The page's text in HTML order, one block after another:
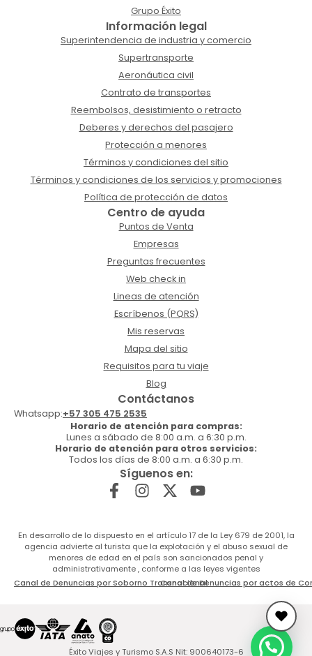
Grupo Éxito
Información legal
Superintendencia de industria y comercio
Supertransporte
Aeronáutica civil
Contrato de transportes
Reembolsos, desistimiento o retracto
Deberes y derechos del pasajero
Protección a menores
Términos y condiciones del sitio
Términos y condiciones de los servicios y promociones
Política de protección de datos
Centro de ayuda
Puntos de Venta
Empresas
Preguntas frecuentes
Web check in
Lineas de atención
Escríbenos (PQRS)
Mis reservas
Mapa del sitio
Requisitos para tu viaje
Blog
Contáctanos
Whatsapp:+57 305 475 2535
Horario de atención para compras:
Lunes a sábado de 8:00 a.m. a 6:30 p.m.
Horario de atención para otros servicios:
Todos los días de 8:00 a.m. a 6:30 p.m.
Síguenos en:
En desarrollo de lo dispuesto en el artículo 17 de la Ley 679 de 2001, la
agencia advierte al turista que la explotación y el abuso sexual de
menores de edad en el país son sancionados penal y
administrativamente , conforme a las leyes vigentes
Canal de Denuncias por Soborno TransnacionalCanal de Denuncias por actos de
Éxito Viajes y Turismo S.A.S Nit: 900640173-6